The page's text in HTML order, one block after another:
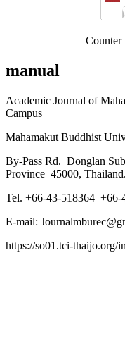
Counter
manual
Academic Journal of
Campus
Mahamakut Buddhist
By-Pass Rd. Donglan
Province 45000, Thailand.
Tel. +66-43-518364
E-mail:
https://so01.tci-thaijo.org/